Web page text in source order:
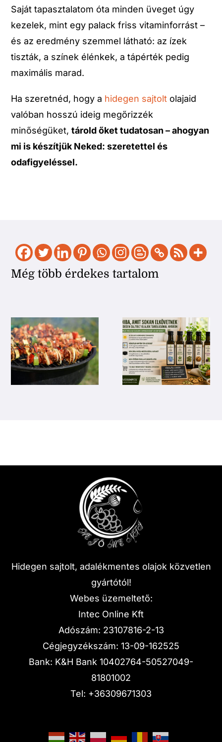
Saját tapasztalatom óta minden üveget úgy
kezelek, mint egy palack friss vitaminforrást –
és az eredmény szemmel látható: az ízek
tiszták, a színek élénkek, a tápérték pedig
maximális marad.
Ha szeretnéd, hogy a hidegen sajtolt olajaid
valóban hosszú ideig megőrizzék
minőségüket,tárold őket tudatosan – ahogyan
mi is készítjük Neked: szeretettel és
odafigyeléssel.
Még több érdekes tartalom
Hidegen sajtolt, adalékmentes olajok közvetlen
gyártótól!
Webes üzemeltető:
Intec Online Kft
Adószám: 23107816-2-13
Cégjegyzékszám: 13-09-162525
Bank: K&H Bank 10402764-50527049-
81801002
Tel: +36309671303